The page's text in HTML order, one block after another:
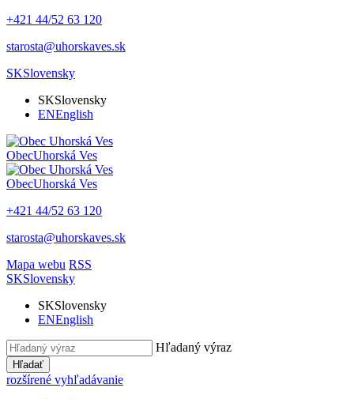
+421 44/52 63 120
starosta@uhorskaves.sk
SKSlovensky
SKSlovensky
ENEnglish
ObecUhorská Ves
ObecUhorská Ves
+421 44/52 63 120
starosta@uhorskaves.sk
Mapa webu RSS
SKSlovensky
SKSlovensky
ENEnglish
Hľadaný výraz
Hľadať
rozšírené vyhľadávanie